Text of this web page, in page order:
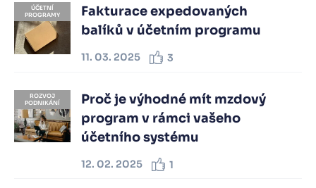
ÚČETNÍ
PROGRAMY
Fakturace expedovaných
balíků v účetním programu
11. 03. 2025 3
ROZVOJ
PODNIKÁNÍ
Proč je výhodné mít mzdový
program v rámci vašeho
účetního systému
12. 02. 2025 1